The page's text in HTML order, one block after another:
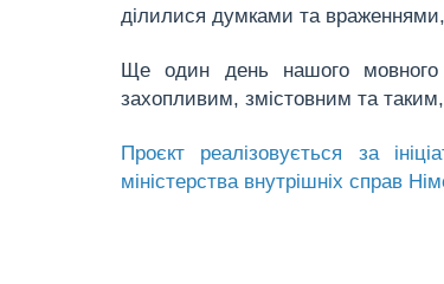
ділилися думками та враженнями,
Ще один день нашого
захопливим, змістовним та
Проєкт реалізовується за
міністерства внутрішніх справ